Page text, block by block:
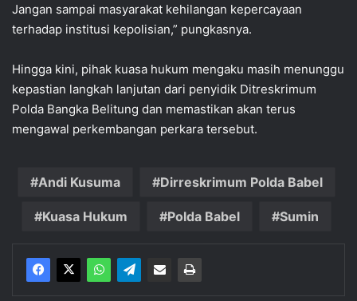
Jangan sampai masyarakat kehilangan kepercayaan
terhadap institusi kepolisian,” pungkasnya.
Hingga kini, pihak kuasa hukum mengaku masih menunggu
kepastian langkah lanjutan dari penyidik Ditreskrimum
Polda Bangka Belitung dan memastikan akan terus
mengawal perkembangan perkara tersebut.
Andi Kusuma Dirreskrimum Polda Babel
Kuasa Hukum Polda Babel Sumin